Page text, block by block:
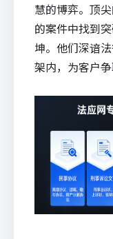
慧的博弈。顶
的案件中找到
坤。他们深谙
架内，为客户争